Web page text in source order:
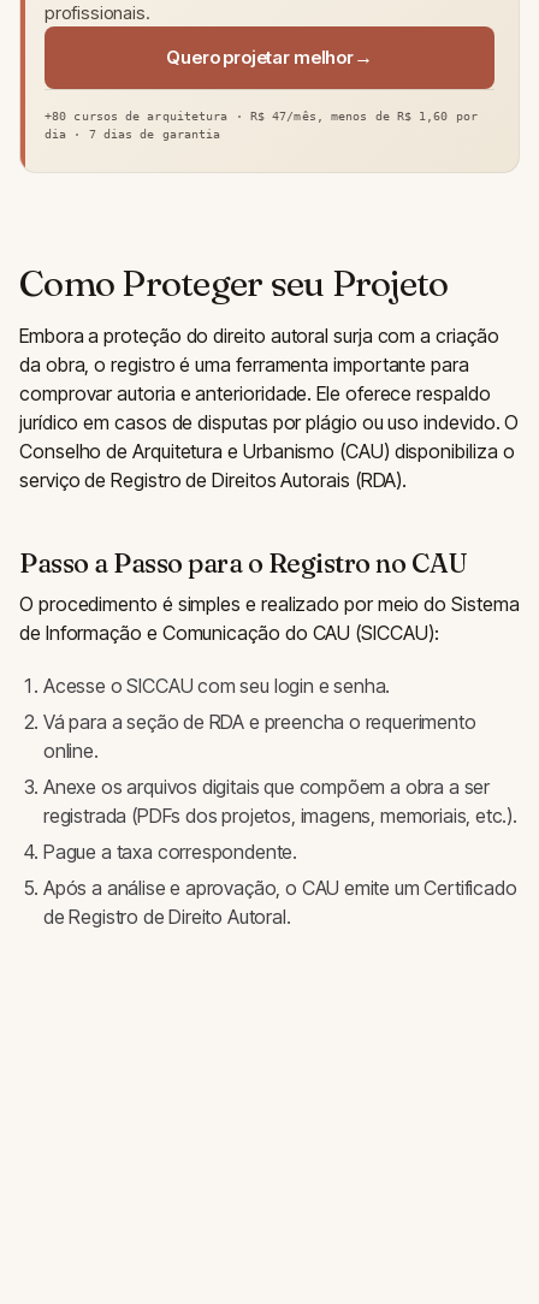
profissionais.
Quero projetar melhor
+80 cursos de arquitetura · R$ 47/mês, menos de R$ 1,60 por
dia · 7 dias de garantia
Como Proteger seu Projeto
Embora a proteção do direito autoral surja com a criação
da obra, o registro é uma ferramenta importante para
comprovar autoria e anterioridade. Ele oferece respaldo
jurídico em casos de disputas por plágio ou uso indevido. O
Conselho de Arquitetura e Urbanismo (CAU) disponibiliza o
serviço de Registro de Direitos Autorais (RDA).
Passo a Passo para o Registro no CAU
O procedimento é simples e realizado por meio do Sistema
de Informação e Comunicação do CAU (SICCAU):
Acesse o SICCAU com seu login e senha.
Vá para a seção de RDA e preencha o requerimento
online.
Anexe os arquivos digitais que compõem a obra a ser
registrada (PDFs dos projetos, imagens, memoriais, etc.).
Pague a taxa correspondente.
Após a análise e aprovação, o CAU emite um Certificado
de Registro de Direito Autoral.